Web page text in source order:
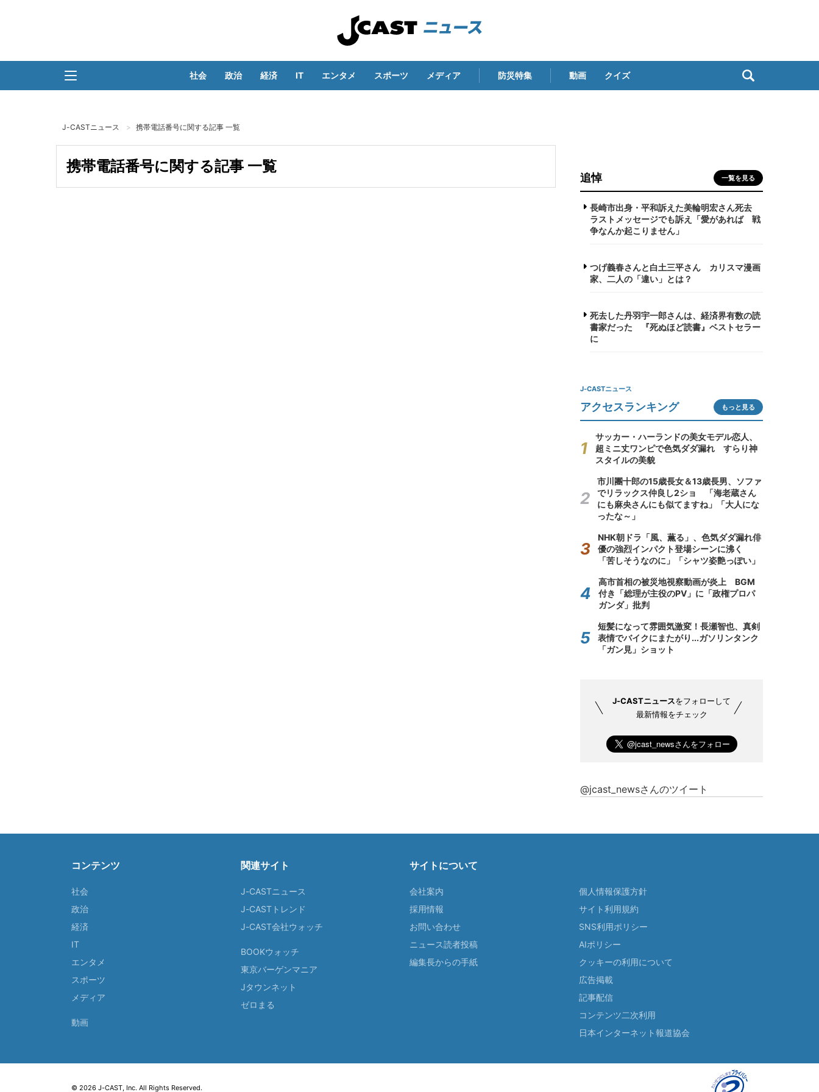
社会 政治 経済 IT エンタメ スポーツ メディア 防災特集 動画 クイズ
J-CASTニュース 携帯電話番号に関する記事 一覧
携帯電話番号に関する記事 一覧
追悼 一覧を見る
長崎市出身・平和訴えた美輪明宏さん死去
ラストメッセージでも訴え「愛があれば 戦
争なんか起こりません」
つげ義春さんと白土三平さん カリスマ漫画
家、二人の「違い」とは？
死去した丹羽宇一郎さんは、経済界有数の読
書家だった 『死ぬほど読書』ベストセラー
に
J-CASTニュース
アクセスランキング もっと見る
サッカー・ハーランドの美女モデル恋人、
超ミニ丈ワンピで色気ダダ漏れ すらり神
スタイルの美貌
市川團十郎の15歳長女＆13歳長男、ソファ
でリラックス仲良し2ショ 「海老蔵さん
にも麻央さんにも似てますね」「大人にな
ったな～」
NHK朝ドラ「風、薫る」、色気ダダ漏れ俳
優の強烈インパクト登場シーンに沸く
「苦しそうなのに」「シャツ姿艶っぽい」
高市首相の被災地視察動画が炎上 BGM
付き「総理が主役のPV」に「政権プロパ
ガンダ」批判
短髪になって雰囲気激変！長瀬智也、真剣
表情でバイクにまたがり...ガソリンタンク
「ガン見」ショット
J-CASTニュースをフォローして
最新情報をチェック
@jcast_newsさんのツイート
コンテンツ
社会
政治
経済
IT
エンタメ
スポーツ
メディア
動画
関連サイト
J-CASTニュース
J-CASTトレンド
J-CAST会社ウォッチ
BOOKウォッチ
東京バーゲンマニア
Jタウンネット
ゼロまる
サイトについて
会社案内
採用情報
お問い合わせ
ニュース読者投稿
編集長からの手紙
個人情報保護方針
サイト利用規約
SNS利用ポリシー
AIポリシー
クッキーの利用について
広告掲載
記事配信
コンテンツ二次利用
日本インターネット報道協会
© 2026 J-CAST, Inc. All Rights Reserved.